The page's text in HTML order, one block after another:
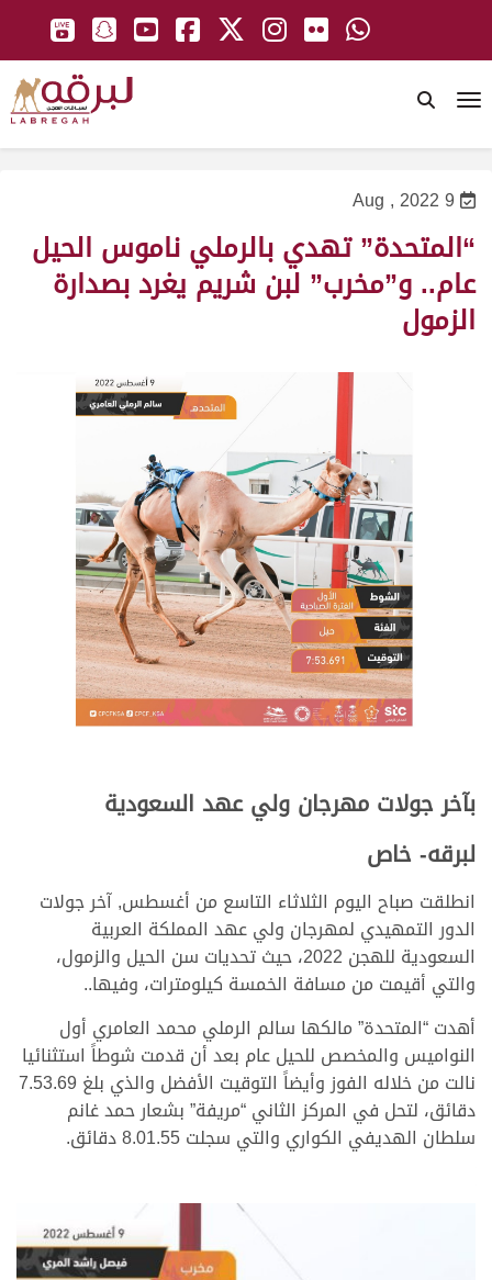
9 Aug , 2022
“المتحدة” تهدي بالرملي ناموس الحيل
عام.. و”مخرب” لبن شريم يغرد بصدارة
الزمول
بآخر جولات مهرجان ولي عهد السعودية
لبرقه- خاص
انطلقت صباح اليوم الثلاثاء التاسع من أغسطس, آخر جولات
الدور التمهيدي لمهرجان ولي عهد المملكة العربية
السعودية للهجن 2022، حيث تحديات سن الحيل والزمول،
والتي أقيمت من مسافة الخمسة كيلومترات، وفيها..
أهدت “المتحدة” مالكها سالم الرملي محمد العامري أول
النواميس والمخصص للحيل عام بعد أن قدمت شوطاً استثنائيا
نالت من خلاله الفوز وأيضاً التوقيت الأفضل والذي بلغ 7.53.69
دقائق، لتحل في المركز الثاني “مريفة” بشعار حمد غانم
سلطان الهديفي الكواري والتي سجلت 8.01.55 دقائق.